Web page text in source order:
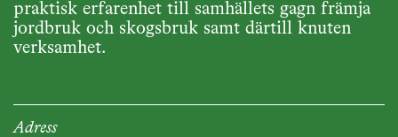
praktisk erfarenhet till samhällets gagn främja
jordbruk och skogsbruk samt därtill knuten
verksamhet.
Adress